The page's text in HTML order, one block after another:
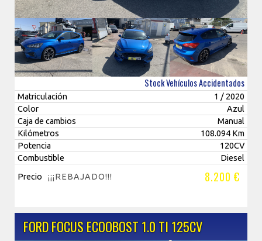
Stock Vehículos Accidentados
Matriculación
1 / 2020
Color
Azul
Caja de cambios
Manual
Kilómetros
108.094 Km
Potencia
120CV
Combustible
Diesel
Precio
¡¡¡REBAJADO!!! 8.200 €
FORD FOCUS ECOOBOST 1.0 TI 125CV